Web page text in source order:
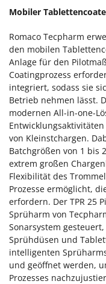
Mobiler
Romaco Tecpharm
den mobilen
Anlage für den
Coatingprozess
integriert, sodass sie
Betrieb nehmen lässt.
modernen All-in-one-
von Kleinstchargen.
Batchgrößen von 1 bis
extrem großen
Flexibilität des
Prozesse ermöglicht,
erfordern. Der TPR 25
Sprüharm von
Sonarsystem
Sprühdüsen und
intelligenten
und geöffnet werden,
Prozesses